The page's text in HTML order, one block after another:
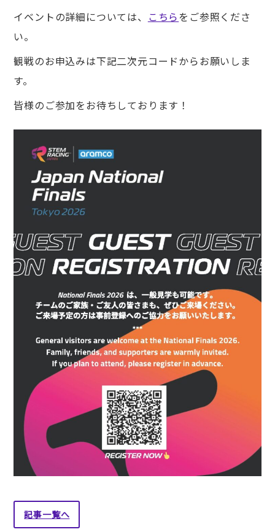
イベントの詳細については、 こちらをご参照くださ
い。
観戦のお申込みは下記二次元コードからお願いしま
す。
皆様のご参加をお待ちしております！
記事一覧へ